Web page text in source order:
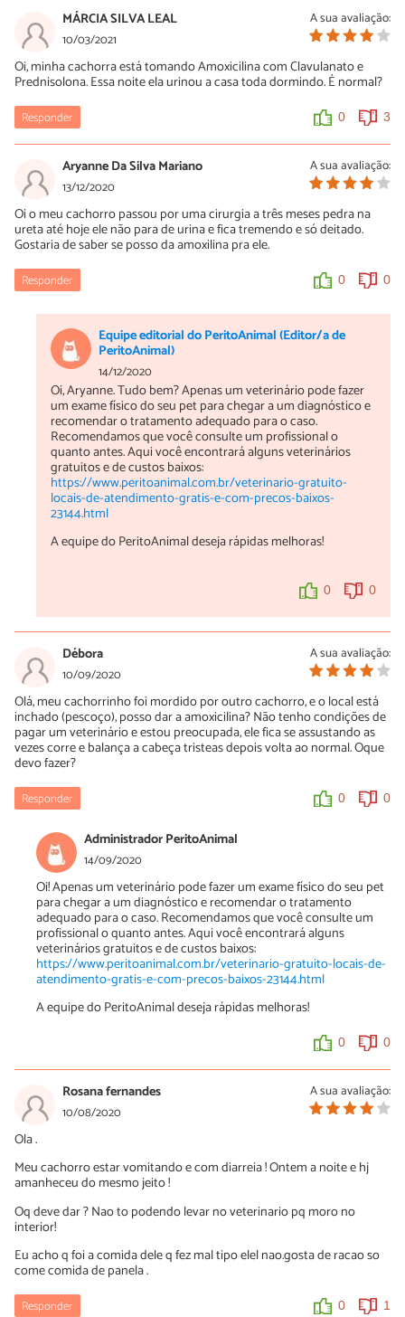
A sua avaliação:
MÁRCIA SILVA LEAL
10/03/2021
Oi, minha cachorra está tomando Amoxicilina com Clavulanato e
Prednisolona. Essa noite ela urinou a casa toda dormindo. É normal?
Responder 0 3
A sua avaliação:
Aryanne Da Silva Mariano
13/12/2020
Oi o meu cachorro passou por uma cirurgia a três meses pedra na
ureta até hoje ele não para de urina e fica tremendo e só deitado.
Gostaria de saber se posso da amoxilina pra ele.
Responder 0 0
Equipe editorial do PeritoAnimal (Editor/a de
PeritoAnimal)
14/12/2020
Oi, Aryanne. Tudo bem? Apenas um veterinário pode fazer
um exame físico do seu pet para chegar a um diagnóstico e
recomendar o tratamento adequado para o caso.
Recomendamos que você consulte um profissional o
quanto antes. Aqui você encontrará alguns veterinários
gratuitos e de custos baixos:
https://www.peritoanimal.com.br/veterinario-gratuito-
locais-de-atendimento-gratis-e-com-precos-baixos-
23144.html
A equipe do PeritoAnimal deseja rápidas melhoras!
0 0
A sua avaliação:
Débora
10/09/2020
Olá, meu cachorrinho foi mordido por outro cachorro, e o local está
inchado (pescoço), posso dar a amoxicilina? Não tenho condições de
pagar um veterinário e estou preocupada, ele fica se assustando as
vezes corre e balança a cabeça tristeas depois volta ao normal. Oque
devo fazer?
Responder 0 0
Administrador PeritoAnimal
14/09/2020
Oi! Apenas um veterinário pode fazer um exame físico do seu pet
para chegar a um diagnóstico e recomendar o tratamento
adequado para o caso. Recomendamos que você consulte um
profissional o quanto antes. Aqui você encontrará alguns
veterinários gratuitos e de custos baixos:
https://www.peritoanimal.com.br/veterinario-gratuito-locais-de-
atendimento-gratis-e-com-precos-baixos-23144.html
A equipe do PeritoAnimal deseja rápidas melhoras!
0 0
A sua avaliação:
Rosana fernandes
10/08/2020
Ola .
Meu cachorro estar vomitando e com diarreia ! Ontem a noite e hj
amanheceu do mesmo jeito !
Oq deve dar ? Nao to podendo levar no veterinario pq moro no
interior!
Eu acho q foi a comida dele q fez mal tipo elel nao.gosta de racao so
come comida de panela .
Responder 0 1